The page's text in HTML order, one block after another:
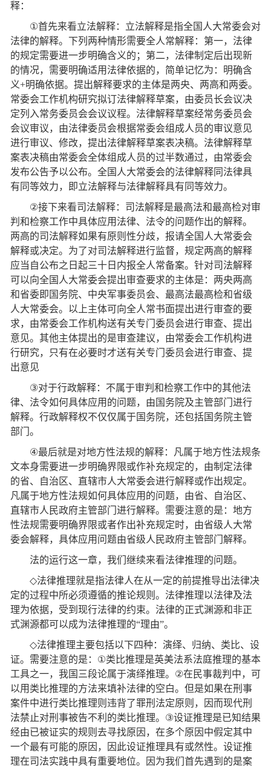
释：
①首先来看立法解释：立法解释是指全国人大常委会对
法律的解释。下列两种情形需要全人常解释：第一，法律
的规定需要进一步明确含义的；第二，法律制定后出现新
的情况，需要明确适用法律依据的，简单记忆为：明确含
义+明确依据。提出解释要求的主体是两央、两高和两委。
常委会工作机构研究拟订法律解释草案，由委员长会议决
定列入常务委员会会议议程。法律解释草案经常务委员会
会议审议，由法律委员会根据常委会组成人员的审议意见
进行审议、修改，提出法律解释草案表决稿。法律解释草
案表决稿由常委会全体组成人员的过半数通过，由常委会
发布公告予以公布。全国人大常委会的法律解释同法律具
有同等效力，即立法解释与法律解释具有同等效力。
②接下来看司法解释：司法解释是最高法和最高检对审
判和检察工作中具体应用法律、法令的问题作出的解释。
两高的司法解释如果有原则性分歧，报请全国人大常委会
解释或决定。为了对司法解释进行监督，规定两高的解释
应当自公布之日起三十日内报全人常备案。针对司法解释
可以向全国人大常委会提出审查要求的主体是：两央两高
和省委即国务院、中央军事委员会、最高法最高检和省级
人大常委会。以上主体可向全人常书面提出进行审查的要
求，由常委会工作机构送有关专门委员会进行审查、提出
意见。其他主体提出的是审查建议，由常委会工作机构进
行研究，只有在必要时才送有关专门委员会进行审查、提
出意见
③对于行政解释：不属于审判和检察工作中的其他法
律、法令如何具体应用的问题，由国务院及主管部门进行
解释。行政解释权不仅仅属于国务院，还包括国务院主管
部门。
④最后就是对地方性法规的解释：凡属于地方性法规条
文本身需要进一步明确界限或作补充规定的，由制定法律
的省、自治区、直辖市人大常委会进行解释或作出规定。
凡属于地方性法规如何具体应用的问题，由省、自治区、
直辖市人民政府主管部门进行解释。需要注意的是：地方
性法规需要明确界限或者作出补充规定时，由省级人大常
委会解释，具体应用问题由省级人民政府主管部门解释。
法的运行这一章，我们继续来看法律推理的问题。
◇法律推理就是指法律人在从一定的前提推导出法律决
定的过程中所必须遵循的推论规则。法律推理以法律及法
理为依据，受到现行法律的约束。法律的正式渊源和非正
式渊源都可以成为法律推理的“理由”。
◇法律推理主要包括以下四种：演绎、归纳、类比、设
证。需要注意的是： ①类比推理是英美法系法庭推理的基本
工具之一，我国三段论属于演绎推理。 ②在民事裁判中，可
以用类比推理的方法来填补法律的空白。但是如果在刑事
案件中进行类比推理则违背了罪刑法定原则，因而现代刑
法禁止对刑事被告不利的类比推理。 ③设证推理是已知结果
经由已被证实的规则去寻找原因，在多个原因中假定其中
一个最有可能的原因，因此设证推理具有或然性。设证推
理在司法实践中具有重要地位。因为我们首先遇到的是案